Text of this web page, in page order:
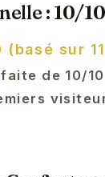
: 10/10
(basé sur
de 10/